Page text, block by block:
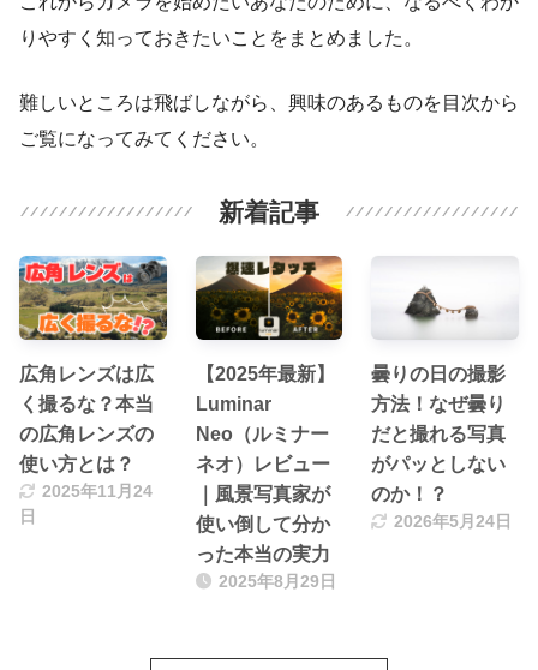
りやすく知っておきたいことをまとめました。
難しいところは飛ばしながら、興味のあるものを目次から
ご覧になってみてください。
新着記事
広角レンズは広
く撮るな？本当
の広角レンズの
使い方とは？
2025年11月24
日
【2025年最新】
Luminar
Neo（ルミナー
ネオ）レビュー
｜風景写真家が
使い倒して分か
った本当の実力
2025年8月29日
曇りの日の撮影
方法！なぜ曇り
だと撮れる写真
がパッとしない
のか！？
2026年5月24日